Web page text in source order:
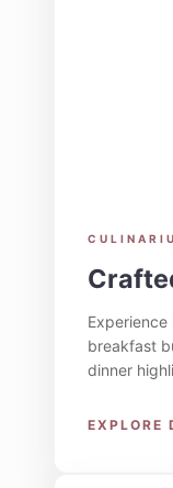
breakfast
dinner
EXPLORE